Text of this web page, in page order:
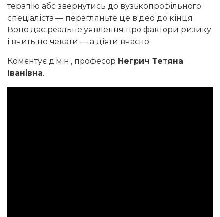
терапію або звернутись до вузькопрофільного
спеціаліста — перегляньте це відео до кінця.
Воно дає реальне уявлення про фактори ризику
і вчить не чекати — а діяти вчасно.
Коментує д.м.н., професор Негрич Тетяна
Іванівна.